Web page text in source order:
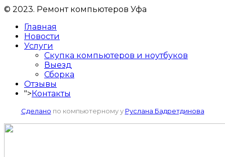
© 2023. Ремонт компьютеров Уфа
Главная
Новости
Услуги
Скупка компьютеров и ноутбуков
Выезд
Сборка
Отзывы
"> Контакты
Сделано по компьютерному у Руслана Бадретдинова